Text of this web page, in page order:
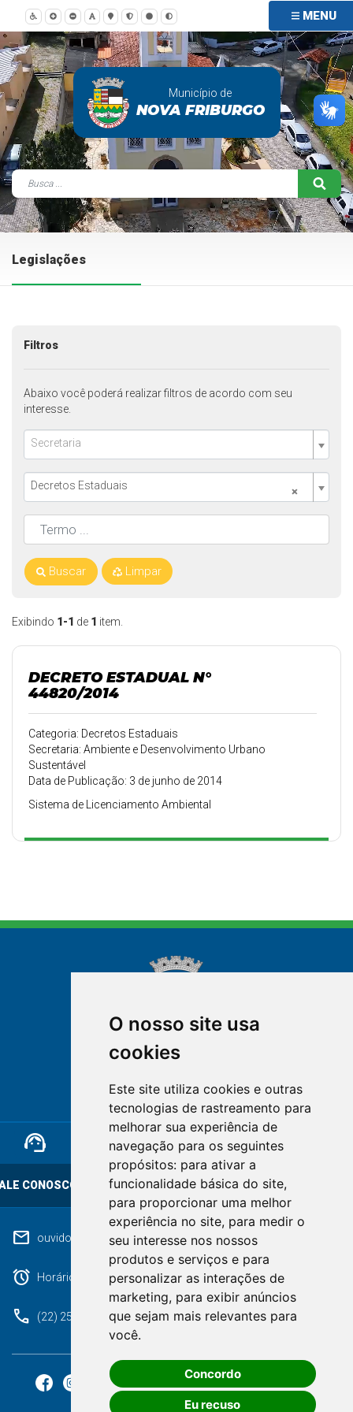
O nosso site usa
cookies
Este site utiliza cookies e outras
tecnologias de rastreamento para
melhorar sua experiência de
navegação para os seguintes
propósitos: para ativar a
funcionalidade básica do site,
para proporcionar uma melhor
experiência no site, para medir o
seu interesse nos nossos
produtos e serviços e para
personalizar as interações de
marketing, para exibir anúncios
que sejam mais relevantes para
você.
Concordo
Eu recuso
MENU
Município de
NOVA FRIBURGO
Legislações
Exibindo 1-1 de 1 item.
DECRETO ESTADUAL N°
44820/2014
Categoria: Decretos Estaduais
Secretaria: Ambiente e Desenvolvimento Urbano
Sustentável
Data de Publicação: 3 de junho de 2014
Sistema de Licenciamento Ambiental
Filtros
Abaixo você poderá realizar filtros de acordo com seu
interesse.
Secretaria
×
Decretos Estaduais
Buscar Limpar
NOVA FRIBURGO
RIO DE JANEIRO
mail ouvidoriageral@pmnf.rj.gov.br
alarm Horário de atendimento: Segunda a Sexta das 09h às 17h.
phone (22) 2525-9100
support_agent
CONOSCO
mail
OUVIDORIA